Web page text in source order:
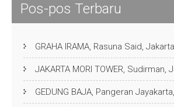
Pos-pos Terbaru
GRAHA IRAMA, Rasuna Said,
JAKARTA MORI TOWER, Sudirman,
GEDUNG BAJA, Pangeran